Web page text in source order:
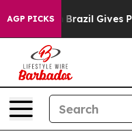
AGP PICKS
Brazil Gives Parents